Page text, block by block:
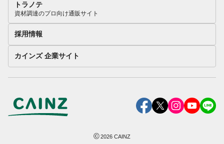
トラノテ
資材調達のプロ向け通販サイト
採用情報
カインズ 企業サイト
©2026 CAINZ